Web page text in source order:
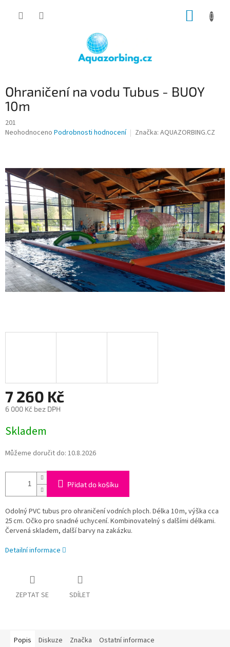
Ohraničení na vodu Tubus - BUOY
10m
201
Průměrné
0,0
z
5
hvězdiček.
Neohodnoceno Podrobnosti hodnocení Značka: AQUAZORBING.CZ
7 260 Kč
6 000 Kč bez DPH
cena:
Skladem
Můžeme doručit do: 10.8.2026
Přidat do košíku
Odolný PVC tubus pro ohraničení vodních ploch. Délka 10 m, výška cca
25 cm. Očko pro snadné uchycení. Kombinovatelný s dalšími délkami.
Červená skladem, další barvy na zakázku.
Detailní informace
ZEPTAT SE SDÍLET
Popis Diskuze Značka Ostatní informace